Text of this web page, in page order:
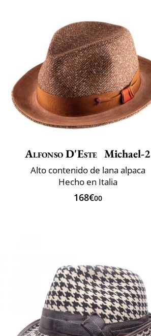
Alfonso D'Este Michael-2
Alto contenido de lana alpaca
Hecho en Italia
168€00